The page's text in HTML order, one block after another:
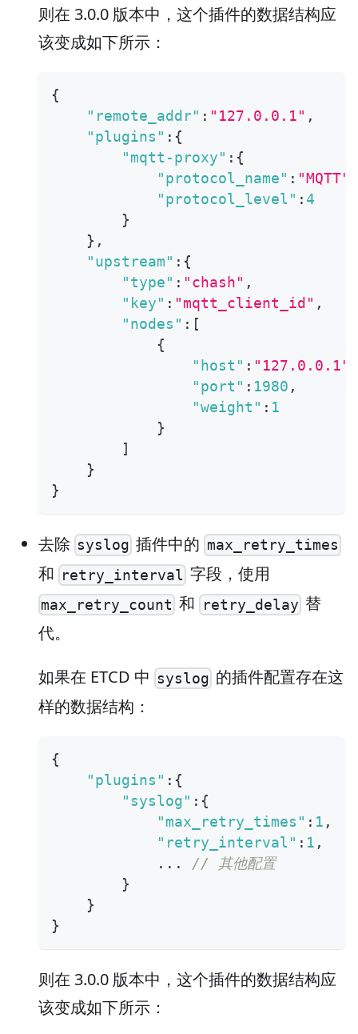
则在 3.0.0 版本中，这个插件的数据结构应
该变成如下所示：
{
"remote_addr" : "127.0.0.1" ,
"plugins" : {
"mqtt-proxy" : {
"protocol_name" : "MQTT"
"protocol_level" : 4
}
} ,
"upstream" : {
"type" : "chash" ,
"key" : "mqtt_client_id" ,
"nodes" : [
{
"host" : "127.0.0.1"
"port" : 1980 ,
"weight" : 1
}
]
}
}
去除 syslog 插件中的 max_retry_times
和 retry_interval 字段，使用
max_retry_count 和 retry_delay替
代。
如果在 ETCD 中 syslog 的插件配置存在这
样的数据结构：
{
"plugins" : {
"syslog" : {
"max_retry_times" : 1 ,
"retry_interval" : 1 ,
            ...
// 其他配置
}
}
}
则在 3.0.0 版本中，这个插件的数据结构应
该变成如下所示：